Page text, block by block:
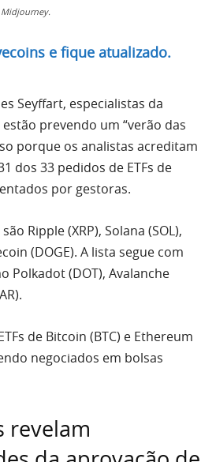
Midjourney.
e fique atualizado.
Seyffart, especialistas da
estão prevendo um “verão das
porque os analistas acreditam
dos 33 pedidos de ETFs de
por gestoras.
Ripple (XRP), Solana (SOL),
(DOGE). A lista segue com
Polkadot (DOT), Avalanche
de Bitcoin (BTC) e Ethereum
negociados em bolsas
revelam